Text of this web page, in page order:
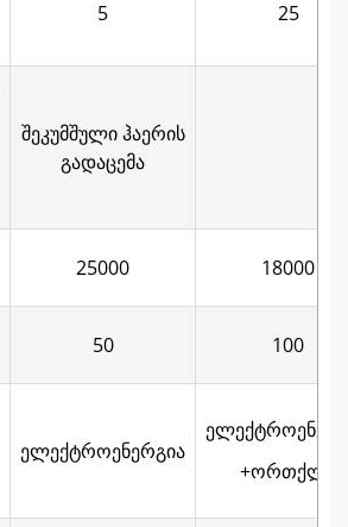
5 25
შეკუმშული ჰაერის
გადაცემა
25000 18000
50 100
ელექტროენერგია
+ორთქლი